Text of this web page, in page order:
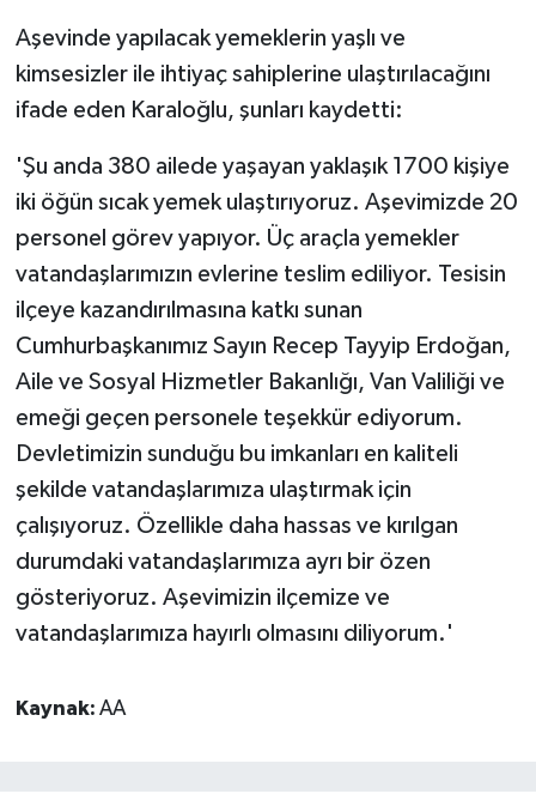
Aşevinde yapılacak yemeklerin yaşlı ve
kimsesizler ile ihtiyaç sahiplerine ulaştırılacağını
ifade eden Karaloğlu, şunları kaydetti:
'Şu anda 380 ailede yaşayan yaklaşık 1700 kişiye
iki öğün sıcak yemek ulaştırıyoruz. Aşevimizde 20
personel görev yapıyor. Üç araçla yemekler
vatandaşlarımızın evlerine teslim ediliyor. Tesisin
ilçeye kazandırılmasına katkı sunan
Cumhurbaşkanımız Sayın Recep Tayyip Erdoğan,
Aile ve Sosyal Hizmetler Bakanlığı, Van Valiliği ve
emeği geçen personele teşekkür ediyorum.
Devletimizin sunduğu bu imkanları en kaliteli
şekilde vatandaşlarımıza ulaştırmak için
çalışıyoruz. Özellikle daha hassas ve kırılgan
durumdaki vatandaşlarımıza ayrı bir özen
gösteriyoruz. Aşevimizin ilçemize ve
vatandaşlarımıza hayırlı olmasını diliyorum.'
Kaynak: AA